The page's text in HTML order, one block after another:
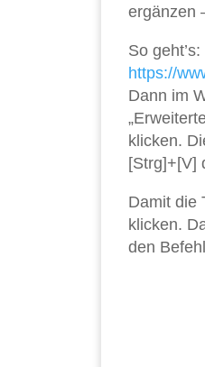
ergänzen
So
https://
Dann im
klicken.
[Strg]+[V]
Damit die
klicken.
den